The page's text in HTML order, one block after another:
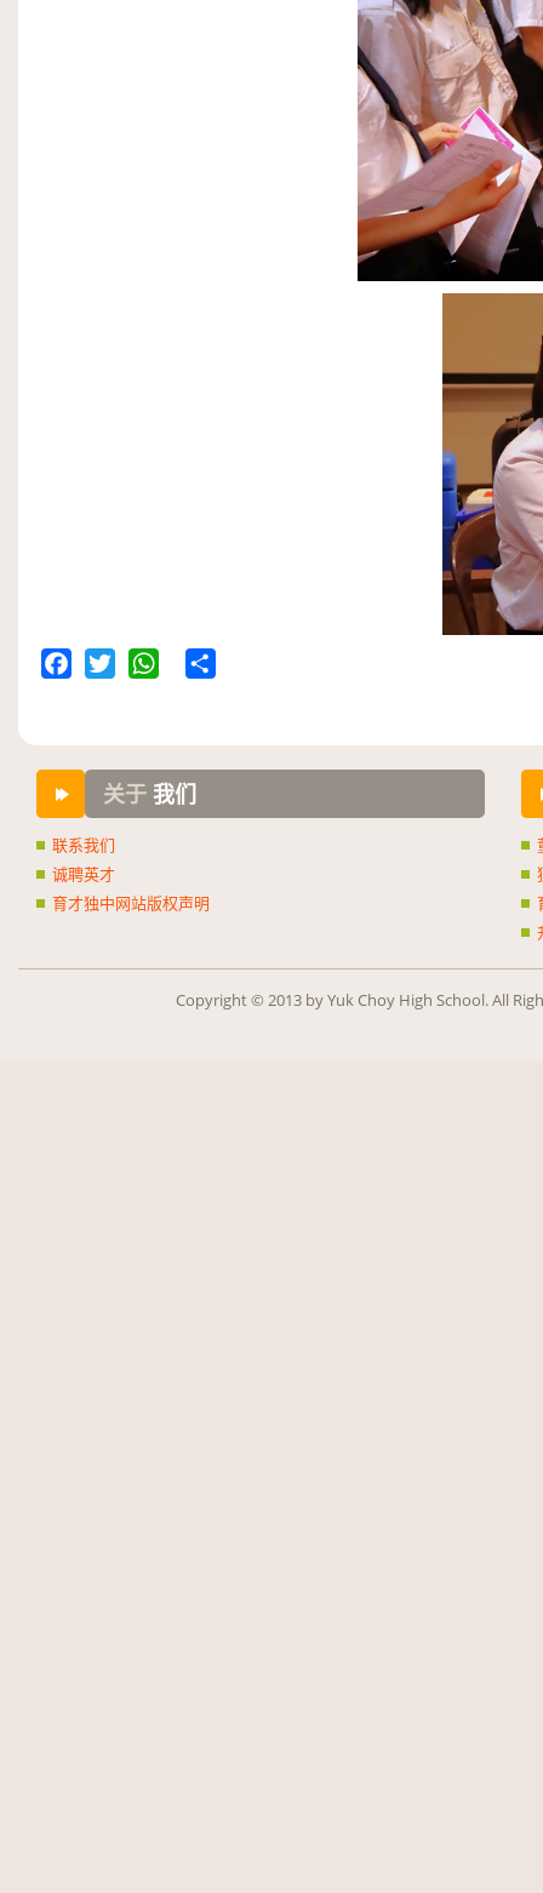
关于 我们
联系我们
诚聘英才
育才独中网站版权声明
Copy­right © 2013 by Yuk Choy High School. All